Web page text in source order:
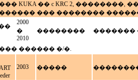
KUKA �� c KRC 2,
��� ��������
2000
�
2010
�������� �������
������ �/�.
2003 �����